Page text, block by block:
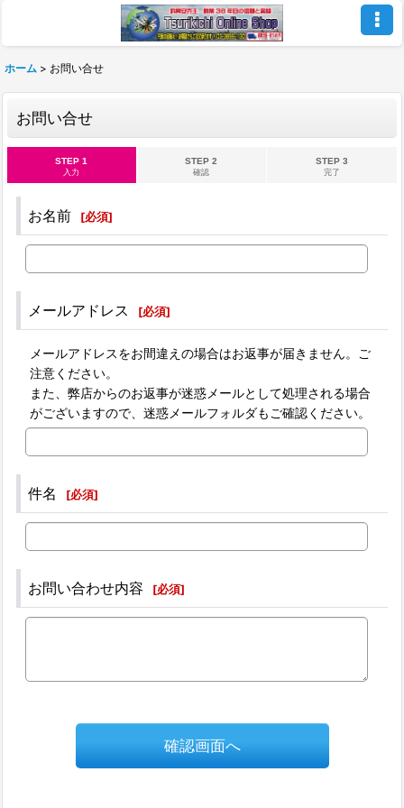
ホーム > お問い合せ
お問い合せ
STEP 1
入力
STEP 2
確認
STEP 3
完了
お名前 [必須]
メールアドレス [必須]
メールアドレスをお間違えの場合はお返事が届きません。ご
注意ください。
また、弊店からのお返事が迷惑メールとして処理される場合
がございますので、迷惑メールフォルダもご確認ください。
件名 [必須]
お問い合わせ内容 [必須]
確認画面へ